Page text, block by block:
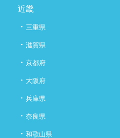
近畿
・ 三重県
・ 滋賀県
・ 京都府
・ 大阪府
・ 兵庫県
・ 奈良県
・ 和歌山県